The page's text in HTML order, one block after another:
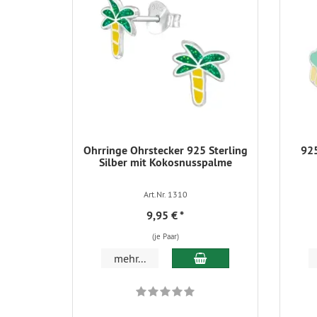
Ohrringe Ohrstecker 925 Sterling
Silber mit Kokosnusspalme
Art.Nr. 1310
9,95 €*
(je Paar)
mehr... In den Warenkorb